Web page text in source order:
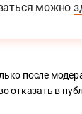
можно
после
отказать в